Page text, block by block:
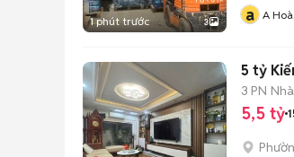
1 phút trước 3 a A Hoà
5 tỷ
3 PN
5,5 tỷ